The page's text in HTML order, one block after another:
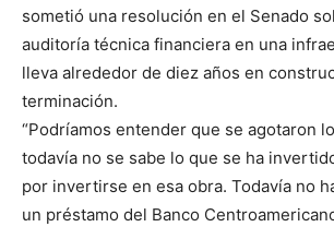
sometió una resolución en el Senado
auditoría técnica financiera en una
lleva alrededor de diez años en
terminación.
“Podríamos entender que se agotaron
todavía no se sabe lo que se ha
por invertirse en esa obra. Todavía no
un préstamo del Banco